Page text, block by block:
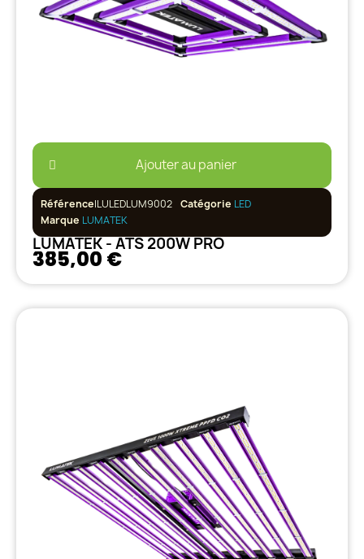
Ajouter au panier
RéférenceILULEDLUM9002 Catégorie LED
Marque LUMATEK
LUMATEK - ATS 200W PRO
385,00 €